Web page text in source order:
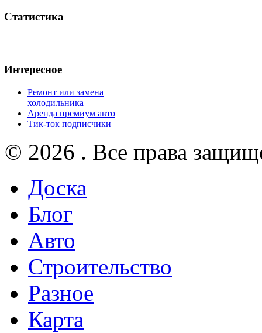
Статистика
Интересное
Ремонт или замена
холодильника
Аренда премиум авто
Тик-ток подписчики
© 2026 . Все права
Доска
Блог
Авто
Строительство
Разное
Карта